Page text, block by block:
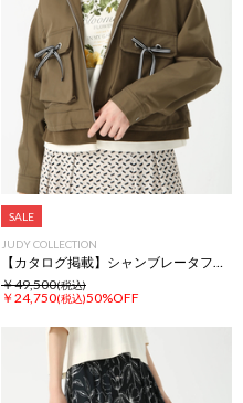
SALE
JUDY COLLECTION
【カタログ掲載】シャンブレータフタ デューティ ジャケット
￥49,500(税込)
￥24,750(税込)50%OFF